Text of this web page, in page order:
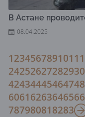
В Астане
08.04.2025
1234567891011
24252627282930
42434445464748
60616263646566
787980818283